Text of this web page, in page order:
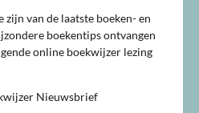
van de laatste boeken- en
boekentips ontvangen
online boekwijzer lezing
Nieuwsbrief